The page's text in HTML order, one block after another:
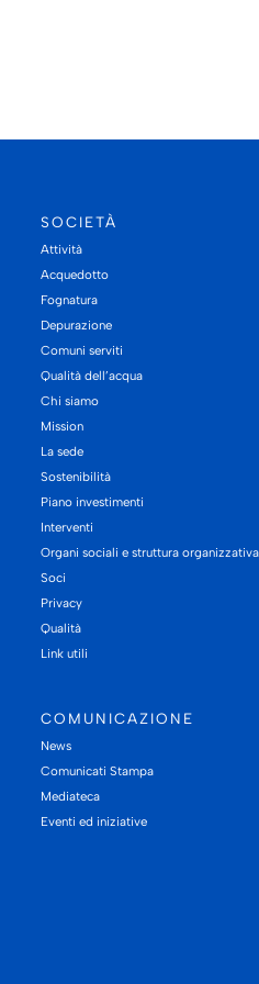
SOCIETÀ
Attività
Acquedotto
Fognatura
Depurazione
Comuni serviti
Qualità dell’acqua
Chi siamo
Mission
La sede
Sostenibilità
Piano investimenti
Interventi
Organi sociali e struttura organizzativa
Soci
Privacy
Qualità
Link utili
COMUNICAZIONE
News
Comunicati Stampa
Mediateca
Eventi ed iniziative